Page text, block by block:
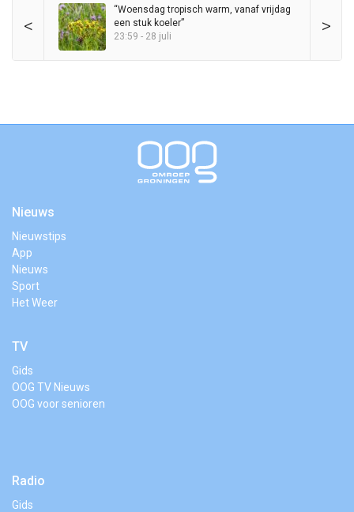
< >
“Woensdag tropisch warm, vanaf vrijdag
een stuk koeler”
23:59 - 28 juli
Nieuws
Nieuwstips
App
Nieuws
Sport
Het Weer
TV
Gids
OOG TV Nieuws
OOG voor senioren
Radio
Gids